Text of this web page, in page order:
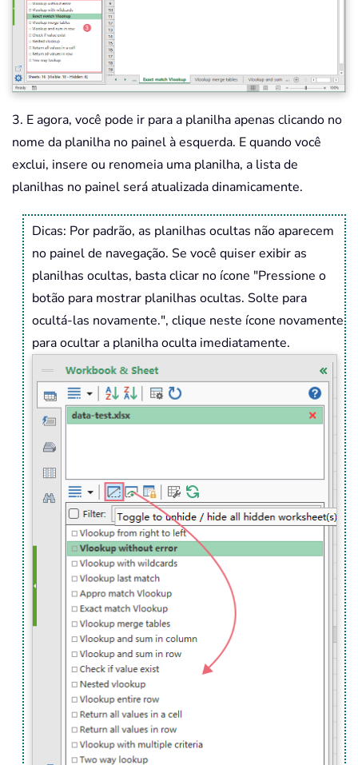
3. E agora, você pode ir para a planilha apenas clicando no
nome da planilha no painel à esquerda. E quando você
exclui, insere ou renomeia uma planilha, a lista de
planilhas no painel será atualizada dinamicamente.
Dicas: Por padrão, as planilhas ocultas não aparecem
no painel de navegação. Se você quiser exibir as
planilhas ocultas, basta clicar no ícone "Pressione o
botão para mostrar planilhas ocultas. Solte para
ocultá-las novamente.", clique neste ícone novamente
para ocultar a planilha oculta imediatamente.